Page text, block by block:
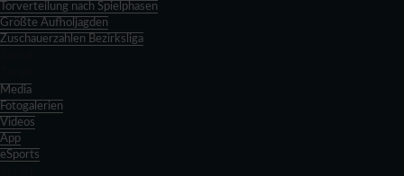
Torverteilung nach Spielphasen
Größte Aufholjagden
Zuschauerzahlen Bezirksliga
Media
Fotogalerien
Videos
App
eSports